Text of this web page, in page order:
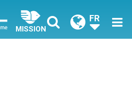
MISSION
FR